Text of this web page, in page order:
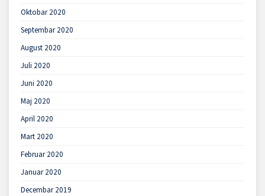
Oktobar 2020
Septembar 2020
August 2020
Juli 2020
Juni 2020
Maj 2020
April 2020
Mart 2020
Februar 2020
Januar 2020
Decembar 2019